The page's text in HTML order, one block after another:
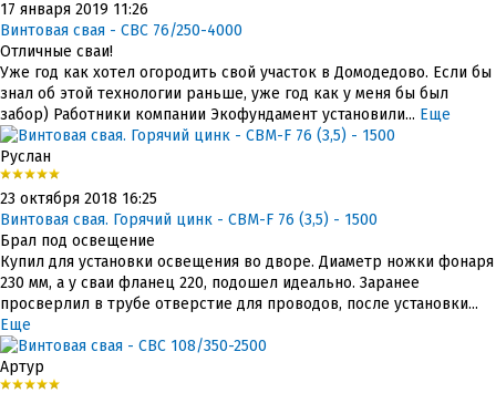
17 января 2019 11:26
Винтовая свая - СВС 76/250-4000
Отличные сваи!
Уже год как хотел огородить свой участок в Домодедово. Если бы
знал об этой технологии раньше, уже год как у меня бы был
забор) Работники компании Экофундамент установили... Еще
Руслан
23 октября 2018 16:25
Винтовая свая. Горячий цинк - СВМ-F 76 (3,5) - 1500
Брал под освещение
Купил для установки освещения во дворе. Диаметр ножки фонаря
230 мм, а у сваи фланец 220, подошел идеально. Заранее
просверлил в трубе отверстие для проводов, после установки...
Еще
Артур